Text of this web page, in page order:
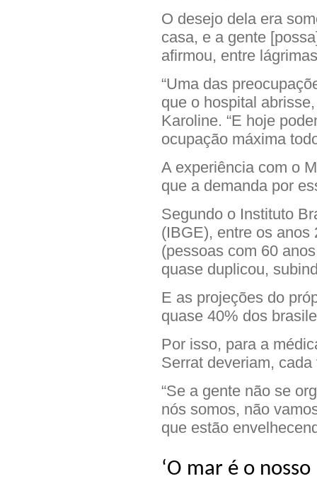
O desejo dela era
casa, e a gente
afirmou, entre
“Uma das
que o hospital
Karoline. “E hoje
ocupação máxima
A experiência com o
que a demanda por
Segundo o Instituto
(IBGE), entre os anos
(pessoas com 60
quase duplicou,
E as projeções do
quase 40% dos
Por isso, para a
Serrat deveriam,
“Se a gente não se
nós somos, não
que estão
‘O mar é o